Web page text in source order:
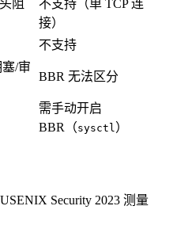
阻
不支持（单 TCP 连
接）
不支持
/审
BBR 无法区分
需手动开启
BBR（sysctl）
Security 2023 测量